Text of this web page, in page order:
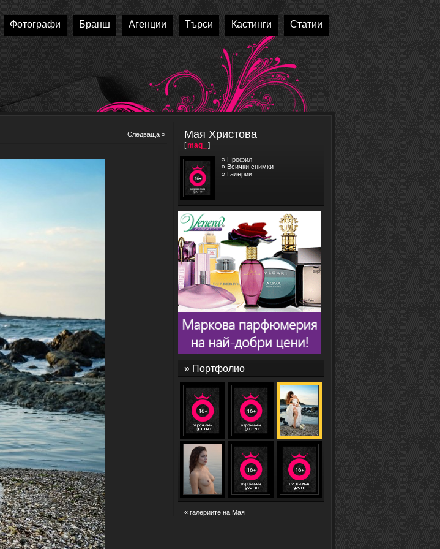
Фотографи Бранш Агенции Търси Кастинги Статии
Следваща » Мая Христова
[maq_ ]
» Профил
» Всички снимки
» Галерии
» Портфолио
« галериите на Мая